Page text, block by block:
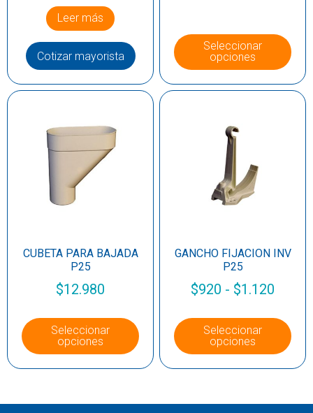
Leer más
Cotizar mayorista
Seleccionar
opciones
CUBETA PARA BAJADA
P25
$12.980
Seleccionar
opciones
GANCHO FIJACION INV
P25
$920 - $1.120
Seleccionar
opciones